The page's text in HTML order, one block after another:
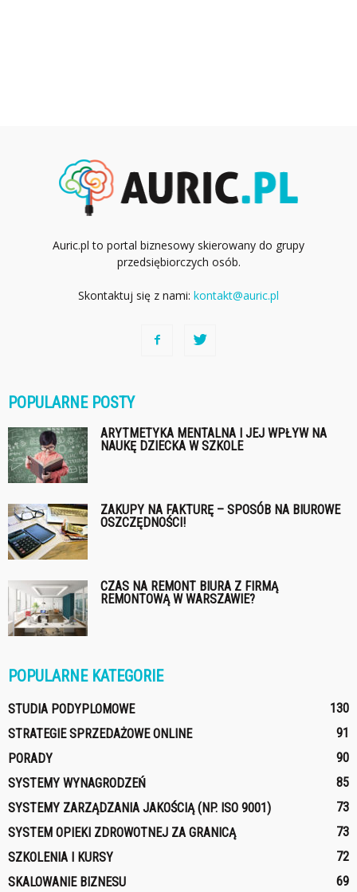
Auric.pl to portal biznesowy skierowany do grupy
przedsiębiorczych osób.
Skontaktuj się z nami: kontakt@auric.pl
POPULARNE POSTY
ARYTMETYKA MENTALNA I JEJ WPŁYW NA
NAUKĘ DZIECKA W SZKOLE
ZAKUPY NA FAKTURĘ – SPOSÓB NA BIUROWE
OSZCZĘDNOŚCI!
CZAS NA REMONT BIURA Z FIRMĄ
REMONTOWĄ W WARSZAWIE?
POPULARNE KATEGORIE
STUDIA PODYPLOMOWE
130
STRATEGIE SPRZEDAŻOWE ONLINE
91
PORADY
90
SYSTEMY WYNAGRODZEŃ
85
SYSTEMY ZARZĄDZANIA JAKOŚCIĄ (NP. ISO 9001)
73
SYSTEM OPIEKI ZDROWOTNEJ ZA GRANICĄ
73
SZKOLENIA I KURSY
72
SKALOWANIE BIZNESU
69